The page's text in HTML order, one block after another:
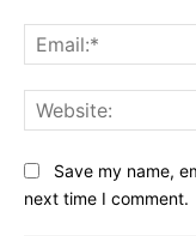
Save my name,
next time I comment.